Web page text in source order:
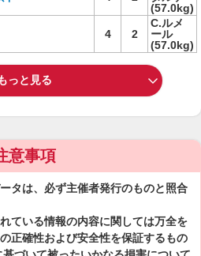
(57.0kg)
4 2
C.ルメ
ール
(57.0kg)
っと見る
意事項
タは、必ず主催者発行のものと照合
ている情報の内容に関しては万全を
正確性および安全性を保証するもの